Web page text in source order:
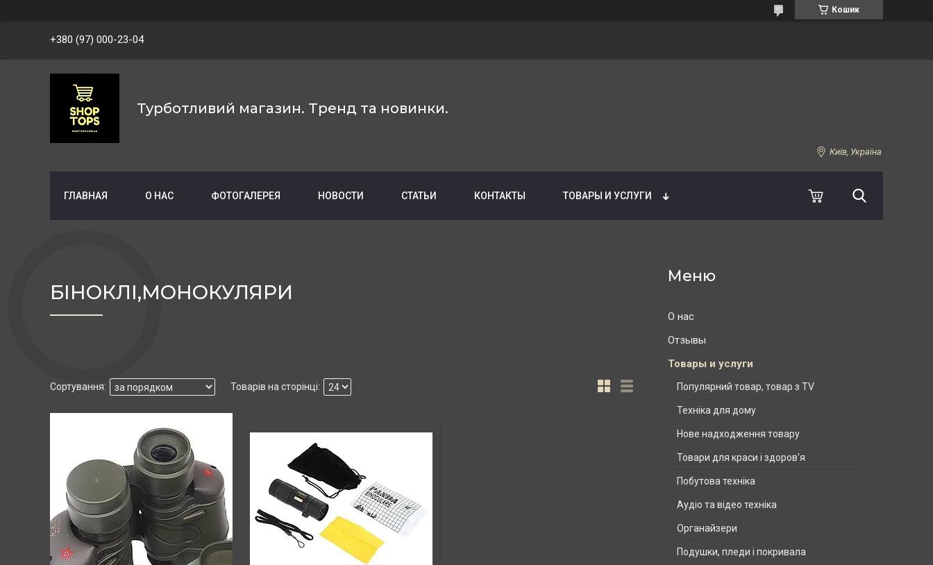
Кошик
+380 (97) 000-23-04
Турботливий магазин. Тренд та новинки.
Київ, Україна
ГЛАВНАЯ О НАС ФОТОГАЛЕРЕЯ НОВОСТИ СТАТЬИ КОНТАКТЫ ТОВАРЫ И УСЛУГИ
О нас
Отзывы
Товары и услуги
Популярний товар, товар з TV
Техніка для дому
Нове надходження товару
Товари для краси і здоров'я
Побутова техніка
Аудіо та відео техніка
Органайзери
Подушки, пледи і покривала
БІНОКЛІ,МОНОКУЛЯРИ